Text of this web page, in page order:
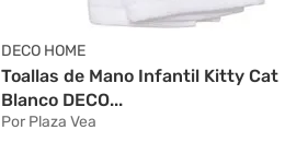
DECO HOME
Toallas de Mano Infantil Kitty Cat
Blanco DECO...
Por Plaza Vea